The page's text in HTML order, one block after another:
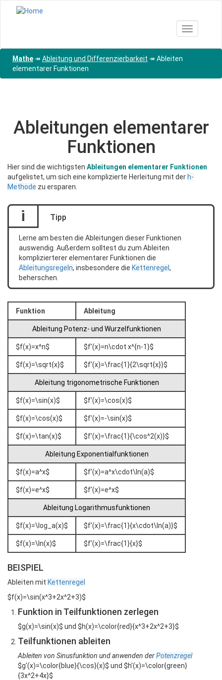
Direkt
Toggle
Mathe↠ Ableitung und Differenzierbarkeit ↠ Ableiten
elementarer Funktionen
Ableitungen elementarer
Funktionen
Hier sind die wichtigsten Ableitungen elementarer Funktionen
aufgelistet, um sich eine komplizierte Herleitung mit der h-
Methode zu ersparen.
i Tipp
Lerne am besten die Ableitungen dieser Funktionen
auswendig. Außerdem solltest du zum Ableiten
komplizierterer elementarer Funktionen die
Ableitungsregeln, insbesondere die Kettenregel ,
beherschen.
Funktion Ableitung
Ableitung Potenz- und Wurzelfunktionen
$f(x)=x^n$ $f'(x)=n\cdot x^{n-1}$
$f(x)=\sqrt{x}$ $f'(x)=\frac{1}{2\sqrt{x}}$
Ableitung trigonometrische Funktionen
$f(x)=\sin(x)$ $f'(x)=\cos(x)$
$f(x)=\cos(x)$ $f'(x)=-\sin(x)$
$f(x)=\tan(x)$ $f'(x)=\frac{1}{\cos^2(x)}$
Ableitung Exponentialfunktionen
$f(x)=a^x$ $f'(x)=a^x\cdot\ln(a)$
$f(x)=e^x$ $f'(x)=e^x$
Ableitung Logarithmusfunktionen
$f(x)=\log_a(x)$ $f'(x)=\frac{1}{x\cdot\ln(a)}$
$f(x)=\ln(x)$ $f'(x)=\frac{1}{x}$
BEISPIEL
Ableiten mit Kettenregel
$f(x)=\sin(x^3+2x^2+3)$
Funktion in Teilfunktionen zerlegen
$g(x)=\sin(x)$ und $h(x)=\color{red}{x^3+2x^2+3}$
Teilfunktionen ableiten
Ableiten von Sinusfunktion und anwenden derPotenzregel
$g'(x)=\color{blue}{\cos}(x)$ und $h'(x)=\color{green}
{3x^2+4x}$